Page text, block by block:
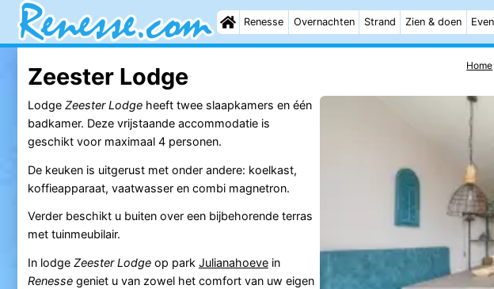
Renesse Overnachten Strand Zien & doen
Home
Zeester Lodge
Lodge Zeester Lodgeheeft twee slaapkamers en één
badkamer. Deze vrijstaande accommodatie is
geschikt voor maximaal 4 personen.
De keuken is uitgerust met onder andere: koelkast,
koffieapparaat, vaatwasser en combi magnetron.
Verder beschikt u buiten over een bijbehorende terras
met tuinmeubilair.
In lodge Zeester Lodgeop park Julianahoevein
Renessegeniet u van zowel het comfort van uw eigen